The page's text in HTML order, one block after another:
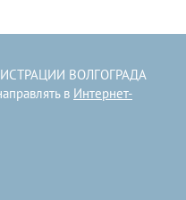
ВОЛГОГРАДА
в Интернет-